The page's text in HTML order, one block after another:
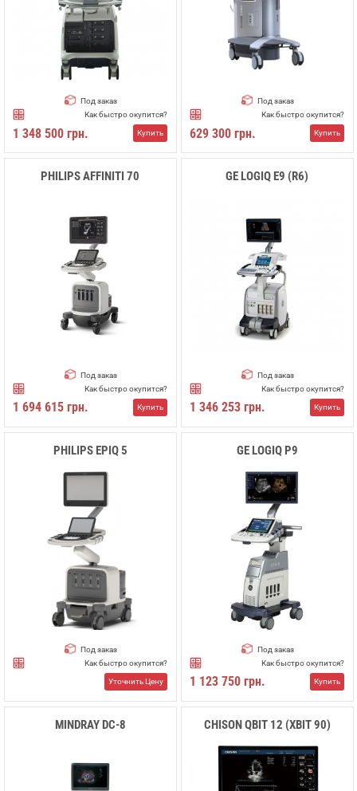
Под заказ
Как быстро окупится?
1 348 500 грн. Купить
Под заказ
Как быстро окупится?
629 300 грн. Купить
PHILIPS AFFINITI 70
Под заказ
Как быстро окупится?
1 694 615 грн. Купить
GE LOGIQ E9 (R6)
Под заказ
Как быстро окупится?
1 346 253 грн. Купить
PHILIPS EPIQ 5
Под заказ
Как быстро окупится?
Уточнить Цену
GE LOGIQ P9
Под заказ
Как быстро окупится?
1 123 750 грн. Купить
MINDRAY DC-8 CHISON QBIT 12 (XBIT 90)